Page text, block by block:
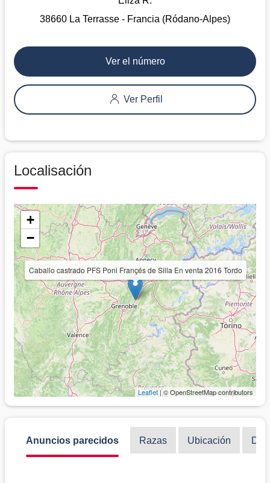
38660 La Terrasse - Francia (Ródano-Alpes)
Ver el número
Ver Perfil
Localisación
Caballo castrado PFS Poni Françés de Silla En venta 2016 Tordo
+
−
Leaflet| © OpenStreetMap contributors
Anuncios parecidos Razas Ubicación